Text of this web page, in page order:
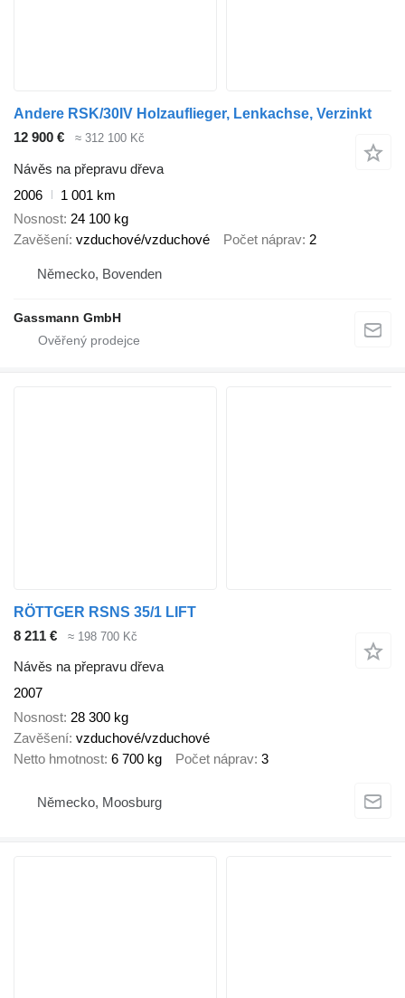
Andere RSK/30IV Holzauflieger, Lenkachse, Verzinkt
12 900 €
≈ 312 100 Kč
Návěs na přepravu dřeva
2006
1 001 km
Nosnost 24 100 kg
Zavěšení vzduchové/vzduchové Počet náprav 2
Německo, Bovenden
Gassmann GmbH
RÖTTGER RSNS 35/1 LIFT
8 211 €
≈ 198 700 Kč
Návěs na přepravu dřeva
2007
Nosnost 28 300 kg
Zavěšení vzduchové/vzduchové
Netto hmotnost 6 700 kg Počet náprav 3
Německo, Moosburg